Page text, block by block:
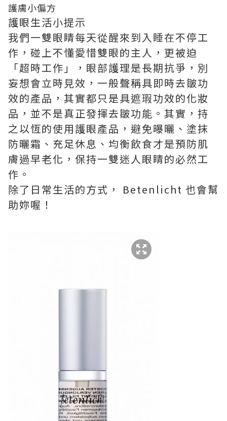
護膚小偏方
護眼生活小提示
我們一雙眼睛每天從醒來到入睡在不停工
作，碰上不懂愛惜雙眼的主人，更被迫
「超時工作」，眼部護理是長期抗爭，別
妄想會立時見效，一般聲稱具即時去皺功
效的產品，其實都只是具遮瑕功效的化妝
品，並不是真正發揮去皺功能。其實，持
之以恆的使用護眼產品，避免曝曬、塗抹
防曬霜、充足休息、均衡飲食才是預防肌
膚過早老化，保持一雙迷人眼睛的必然工
作。
除了日常生活的方式， Betenlicht 也會幫
助妳喔！